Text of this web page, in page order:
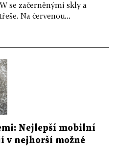
se začerněnými skly a
Na červenou...
Nejlepší mobilní
v nejhorší možné